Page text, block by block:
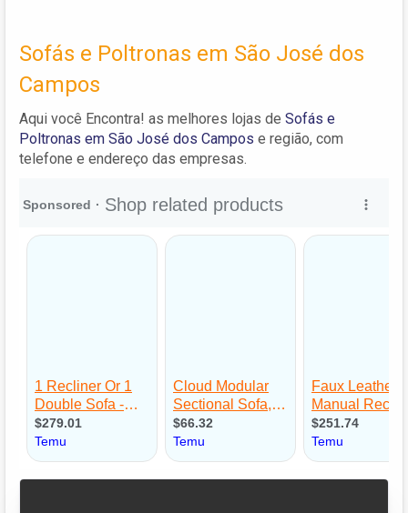
Sofás e Poltronas em São José dos
Campos
Aqui você Encontra! as melhores lojas de Sofás e
Poltronas em São José dos Campos e região, com
telefone e endereço das empresas.